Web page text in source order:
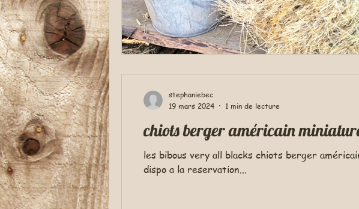
chiots berger américain
les bibous very all blacks chiots berger américain miniature photos du 1 mars dans les magnolias veya est encore
dispo a la reservation...
stephaniebec
19 mars 2024
1 min de lecture